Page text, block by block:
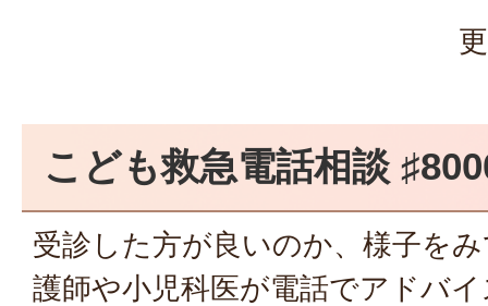
こども救急電話相談
受診した方が良いのか、様子を
護師や小児科医が電話でアドバ